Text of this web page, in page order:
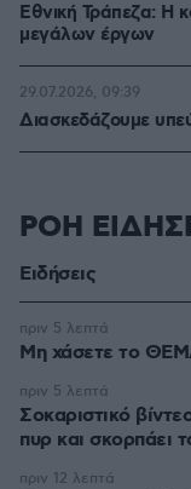
Εθνική Τράπεζα: Η
μεγάλων έργων
Διασκεδάζουμε
29.07.2026, 09:39
ΡΟΗ
Ειδήσεις
Μη χάσετε το
πριν 5 λεπτά
Σοκαριστικό
πυρ και σκορπάει
πριν 5 λεπτά
πριν 12 λεπτά